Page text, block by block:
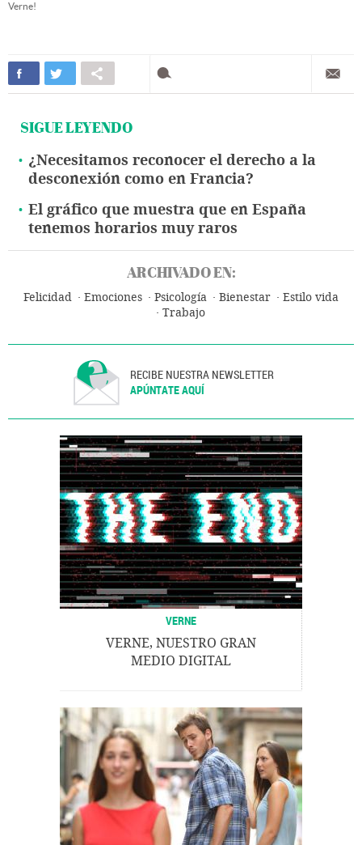
Verne!
SIGUE LEYENDO
¿Necesitamos reconocer el derecho a la
desconexión como en Francia?
El gráfico que muestra que en España
tenemos horarios muy raros
ARCHIVADO EN:
Felicidad Emociones Psicología Bienestar
Estilo vida
Trabajo
RECIBE NUESTRA NEWSLETTER
APÚNTATE AQUÍ
VERNE
VERNE, NUESTRO GRAN
MEDIO DIGITAL